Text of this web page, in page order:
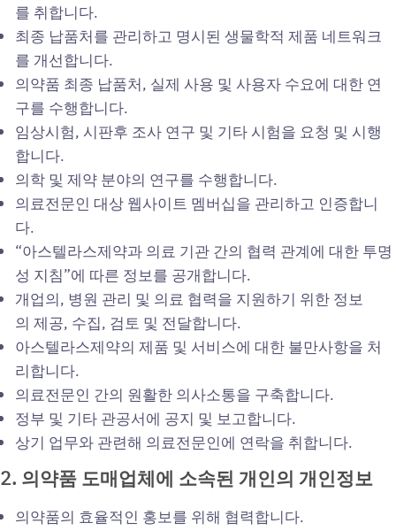
를 취합니다.
최종 납품처를 관리하고 명시된 생물학적 제품 네트워크
를 개선합니다.
의약품 최종 납품처, 실제 사용 및 사용자 수요에 대한 연
구를 수행합니다.
임상시험, 시판후 조사 연구 및 기타 시험을 요청 및 시행
합니다.
의학 및 제약 분야의 연구를 수행합니다.
의료전문인 대상 웹사이트 멤버십을 관리하고 인증합니
다.
“아스텔라스제약과 의료 기관 간의 협력 관계에 대한 투명
성 지침”에 따른 정보를 공개합니다.
개업의, 병원 관리 및 의료 협력을 지원하기 위한 정보
의 제공, 수집, 검토 및 전달합니다.
아스텔라스제약의 제품 및 서비스에 대한 불만사항을 처
리합니다.
의료전문인 간의 원활한 의사소통을 구축합니다.
정부 및 기타 관공서에 공지 및 보고합니다.
상기 업무와 관련해 의료전문인에 연락을 취합니다.
2. 의약품 도매업체에 소속된 개인의 개인정보
의약품의 효율적인 홍보를 위해 협력합니다.